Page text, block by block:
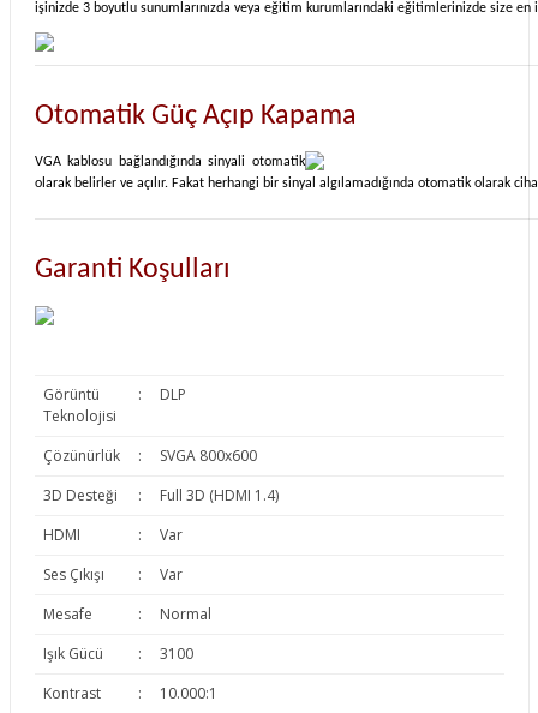
işinizde 3 boyutlu sunumlarınızda veya eğitim kurumlarındaki eğitimlerinizde size en
Otomatik Güç Açıp Kapama
VGA kablosu bağlandığında sinyali otomatik
olarak belirler ve açılır. Fakat herhangi bir sinyal algılamadığında otomatik olarak
Garanti Koşulları
Görüntü
Teknolojisi
: DLP
Çözünürlük :
SVGA 800x600
3D Desteği
:
Full 3D (HDMI 1.4)
HDMI
:
Var
Ses Çıkışı
:
Var
Mesafe
:
Normal
Işık Gücü
:
3100
Kontrast
:
10.000:1